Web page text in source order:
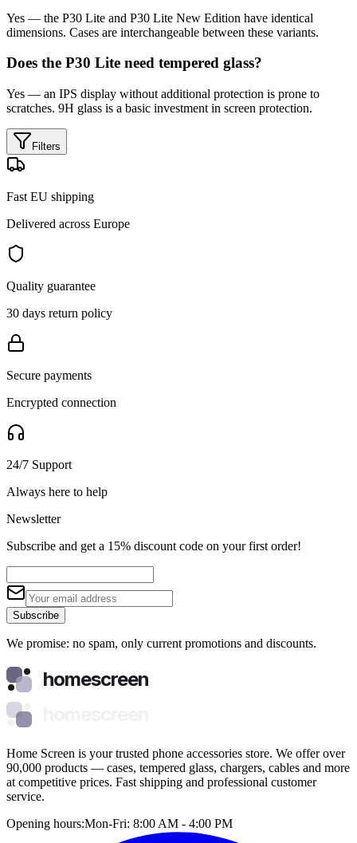
Yes — the P30 Lite and P30 Lite New Edition have identical
dimensions. Cases are interchangeable between these variants.
Does the P30 Lite need tempered glass?
Yes — an IPS display without additional protection is prone to
scratches. 9H glass is a basic investment in screen protection.
Filters
Fast EU shipping
Delivered across Europe
Quality guarantee
30 days return policy
Secure payments
Encrypted connection
24/7 Support
Always here to help
Newsletter
Subscribe and get a 15% discount code on your first order!
Subscribe
We promise: no spam, only current promotions and discounts.
homescreen
Home Screen is your trusted phone accessories store. We offer over
90,000 products — cases, tempered glass, chargers, cables and more
at competitive prices. Fast shipping and professional customer
service.
Opening hours:Mon-Fri: 8:00 AM - 4:00 PM